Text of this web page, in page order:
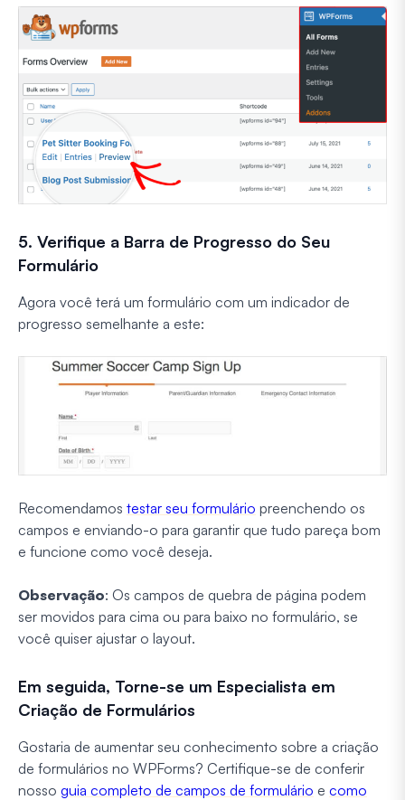
5. Verifique a Barra de Progresso do Seu
Formulário
Agora você terá um formulário com um indicador de
progresso semelhante a este:
Recomendamos testar seu formulário preenchendo os
campos e enviando-o para garantir que tudo pareça bom
e funcione como você deseja.
Observação: Os campos de quebra de página podem
ser movidos para cima ou para baixo no formulário, se
você quiser ajustar o layout.
Em seguida, Torne-se um Especialista em
Criação de Formulários
Gostaria de aumentar seu conhecimento sobre a criação
de formulários no WPForms? Certifique-se de conferir
nosso guia completo de campos de formulário e como